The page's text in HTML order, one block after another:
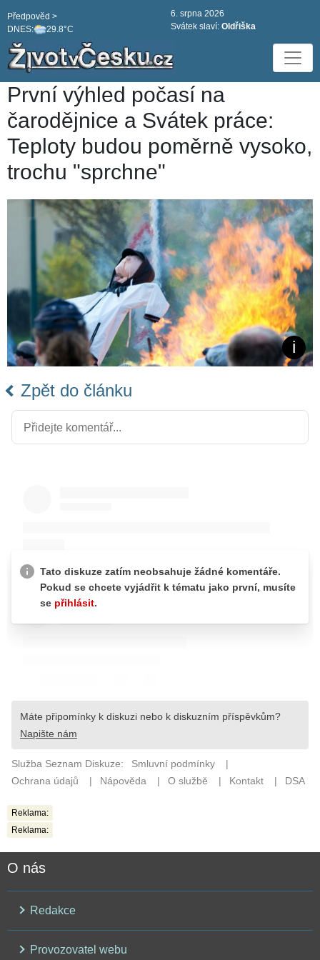
DNES: 29.8°C
Předpověd >
6. srpna 2026
Svátek slaví: Oldřiška
První výhled počasí na
čarodějnice a Svátek práce:
Teploty budou poměrně vysoko,
trochu "sprchne"
Zpět do článku
Reklama:
Reklama:
O nás
Redakce
Provozovatel webu